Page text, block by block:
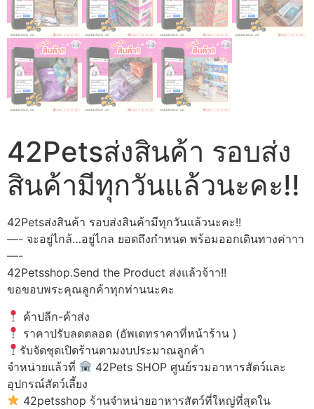
42Petsส่งสินค้า รอบส่ง
สินค้ามีทุกวันแล้วนะคะ!!
42Petsส่งสินค้า รอบส่งสินค้ามีทุกวันแล้วนะคะ!!
—- จะอยู่ไกล้…อยู่ไกล ยอดถึงกำหนด พร้อมออกเดินทางค่าาา
—-
42Petsshop.Send the Product ส่งแล้วจ้าา!!
ขอขอบพระคุณลูกค้าทุกท่านนะคะ
ค้าปลีก-ค้าส่ง
ราคาปรับลดตลอด (อัพเดทราคาที่หน้าร้าน )
รับจัดชุดเปิดร้านตามงบประมาณลูกค้า
จำหน่ายแล้วที่
42Pets SHOP ศูนย์รวมอาหารสัตว์และ
อุปกรณ์สัตว์เลี้ยง
42petsshop ร้านจำหน่ายอาหารสัตว์ที่ใหญ่ที่สุดใน